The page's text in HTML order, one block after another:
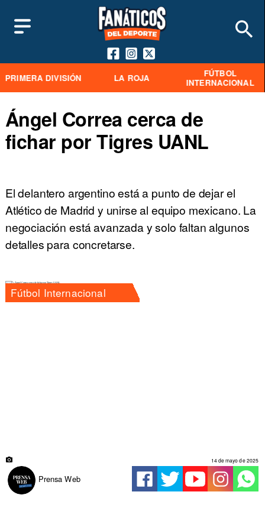
PRIMERA DIVISIÓN LA ROJA
FÚTBOL
INTERNACIONAL
Ángel Correa cerca de
fichar por Tigres UANL
El delantero argentino está a punto de dejar el
Atlético de Madrid y unirse al equipo mexicano. La
negociación está avanzada y solo faltan algunos
detalles para concretarse.
Fútbol Internacional
Prensa Web
14 de mayo de 2025